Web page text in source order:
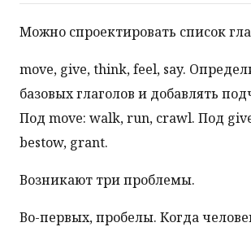
Можно спроектировать список
move, give, think, feel, say.
базовых глаголов и добавлять
Под move: walk, run, crawl. Под
bestow, grant.
Возникают три проблемы.
Во-первых, пробелы. Когда